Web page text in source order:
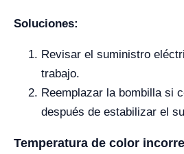
Soluciones:
Revisar el suministro
trabajo.
Reemplazar la bombilla si
después de estabilizar el
Temperatura de color